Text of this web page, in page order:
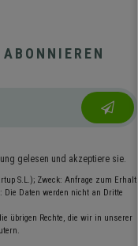
gelesen und akzeptiere sie.
S.L.); Zweck: Anfrage zum Erhalt
Die Daten werden nicht an Dritte
übrigen Rechte, die wir in unserer